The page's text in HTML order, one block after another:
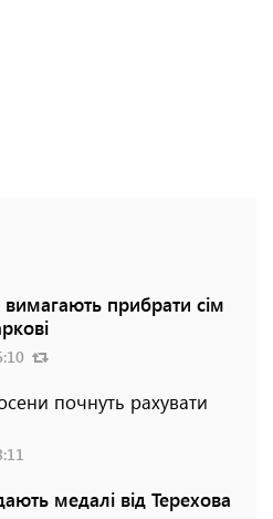
вимагають прибрати сім
почнуть рахувати
медалі від Терехова